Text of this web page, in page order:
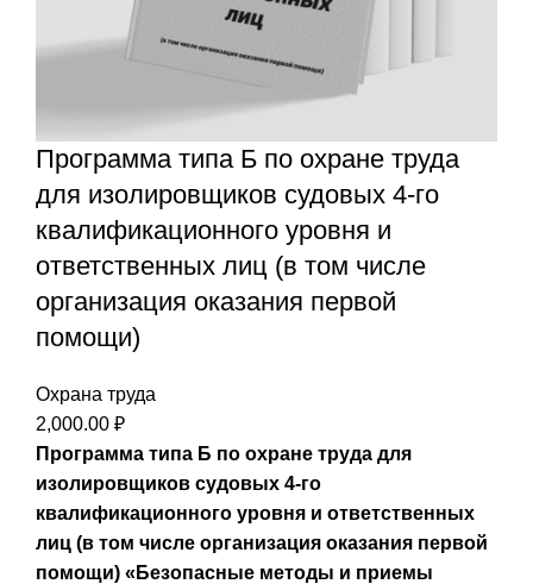
Программа типа Б по охране труда
для изолировщиков судовых 4-го
квалификационного уровня и
ответственных лиц (в том числе
организация оказания первой
помощи)
Охрана труда
2,000.00 ₽
Программа типа Б по охране труда для
изолировщиков судовых 4-го
квалификационного уровня и ответственных
лиц (в том числе организация оказания первой
помощи) «Безопасные методы и приемы